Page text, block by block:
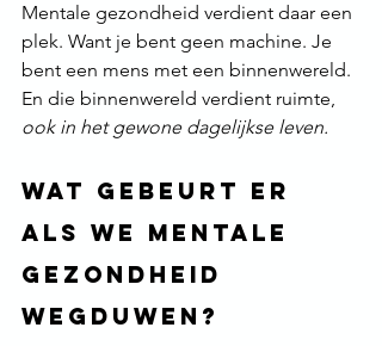
Mentale gezondheid verdient daar een
plek. Want je bent geen machine. Je
bent een mens met een binnenwereld.
En die binnenwereld verdient ruimte,
ook in het gewone dagelijkse leven.
Wat gebeurt er
als we mentale
gezondheid
wegduwen?